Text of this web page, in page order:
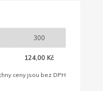
300
124,00 Kč
ceny jsou bez DPH